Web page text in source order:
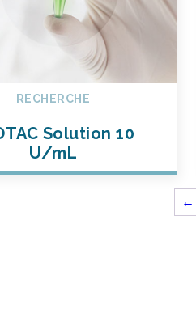
RECHERCHE
Solution 10
U/mL
←